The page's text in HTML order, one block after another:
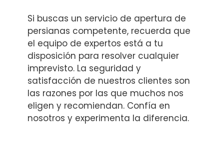
Si buscas un servicio de apertura de
persianas competente, recuerda que
el equipo de expertos está a tu
disposición para resolver cualquier
imprevisto. La seguridad y
satisfacción de nuestros clientes son
las razones por las que muchos nos
eligen y recomiendan. Confía en
nosotros y experimenta la diferencia.